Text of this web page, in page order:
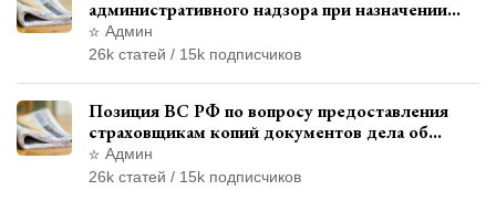
административного надзора при назначении
дополнительного наказания, отличного от
ограничения свободы
Админ
26k статей / 15k подписчиков
Позиция ВС РФ по вопросу предоставления
страховщикам копий документов дела об
административном правонарушении для
автотехнической экспертизы
Админ
26k статей / 15k подписчиков